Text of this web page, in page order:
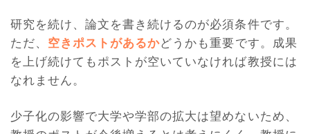
研究を続け、論文を書き続けるのが必須条件です。
ただ、 空きポストがあるかどうかも重要です。成果
を上げ続けてもポストが空いていなければ教授には
なれません。
少子化の影響で大学や学部の拡大は望めないため、